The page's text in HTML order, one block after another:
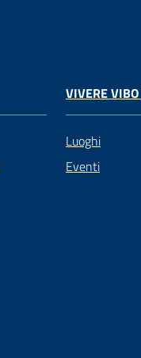
VIVERE
Luoghi
Eventi